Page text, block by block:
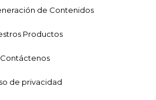
de Contenidos
Productos
Contáctenos
de privacidad